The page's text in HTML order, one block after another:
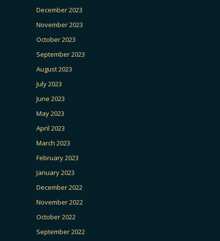
December 2023
November 2023
October 2023
September 2023
August 2023
July 2023
June 2023
May 2023
April 2023
March 2023
February 2023
January 2023
December 2022
November 2022
October 2022
September 2022